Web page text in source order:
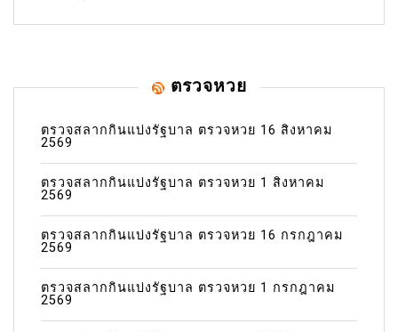
ตรวจหวย
ตรวจสลากกินแบ่งรัฐบาล ตรวจหวย 16 สิงหาคม
2569
ตรวจสลากกินแบ่งรัฐบาล ตรวจหวย 1 สิงหาคม
2569
ตรวจสลากกินแบ่งรัฐบาล ตรวจหวย 16 กรกฎาคม
2569
ตรวจสลากกินแบ่งรัฐบาล ตรวจหวย 1 กรกฎาคม
2569